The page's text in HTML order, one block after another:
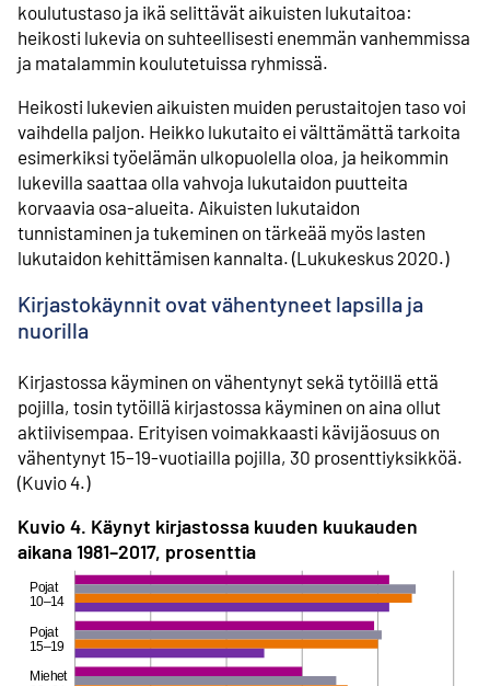
koulutustaso ja ikä selittävät aikuisten lukutaitoa:
heikosti lukevia on suhteellisesti enemmän vanhemmissa
ja matalammin koulutetuissa ryhmissä.
Heikosti lukevien aikuisten muiden perustaitojen taso voi
vaihdella paljon. Heikko lukutaito ei välttämättä tarkoita
esimerkiksi työelämän ulkopuolella oloa, ja heikommin
lukevilla saattaa olla vahvoja lukutaidon puutteita
korvaavia osa-alueita. Aikuisten lukutaidon
tunnistaminen ja tukeminen on tärkeää myös lasten
lukutaidon kehittämisen kannalta. (Lukukeskus 2020.)
Kirjastokäynnit ovat vähentyneet lapsilla ja
nuorilla
Kirjastossa käyminen on vähentynyt sekä tytöillä että
pojilla, tosin tytöillä kirjastossa käyminen on aina ollut
aktiivisempaa. Erityisen voimakkaasti kävijäosuus on
vähentynyt 15–19-vuotiailla pojilla, 30 prosenttiyksikköä.
(Kuvio 4.)
Kuvio 4. Käynyt kirjastossa kuuden kuukauden
aikana 1981–2017, prosenttia